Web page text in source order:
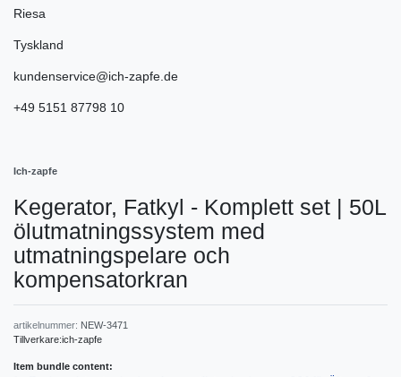
Riesa
Tyskland
kundenservice@ich-zapfe.de
+49 5151 87798 10
Ich-zapfe
Kegerator, Fatkyl - Komplett set | 50L
ölutmatningssystem med
utmatningspelare och
kompensatorkran
artikelnummer: NEW-3471
Tillverkare:ich-zapfe
Item bundle content: